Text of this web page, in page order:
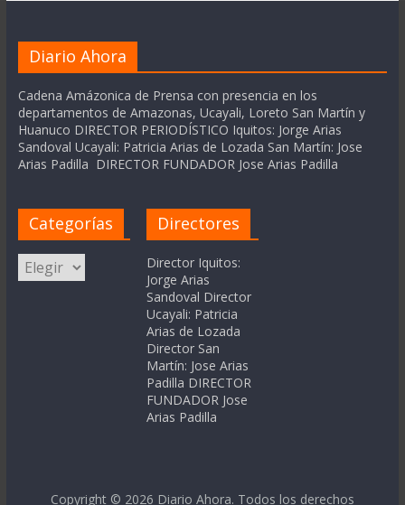
Diario Ahora
Cadena Amázonica de Prensa con presencia en los
departamentos de Amazonas, Ucayali, Loreto San Martín y
Huanuco DIRECTOR PERIODÍSTICO Iquitos: Jorge Arias
Sandoval Ucayali: Patricia Arias de Lozada San Martín: Jose
Arias Padilla DIRECTOR FUNDADOR Jose Arias Padilla
Categorías
Categorías
Directores
Director Iquitos:
Jorge Arias
Sandoval Director
Ucayali: Patricia
Arias de Lozada
Director San
Martín: Jose Arias
Padilla DIRECTOR
FUNDADOR Jose
Arias Padilla
Copyright © 2026 Diario Ahora. Todos los derechos